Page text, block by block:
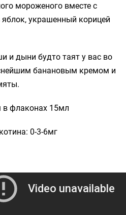
мороженого вместе с
украшенный корицей
и дыни будто таят у вас во
банановым кремом и
флаконах 15мл
0-3-6мг